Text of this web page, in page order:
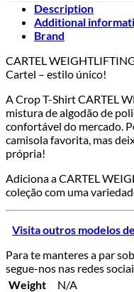
Description
Additional
Brand
CARTEL
Cartel – estilo único!
A Crop T-Shirt CARTEL
mistura de algodão de
confortável do mercado.
camisola favorita, mas
própria!
Adiciona a CARTEL
coleção com uma
Visita outros modelos
Para te manteres a par
segue-nos nas redes
Weight
N/A